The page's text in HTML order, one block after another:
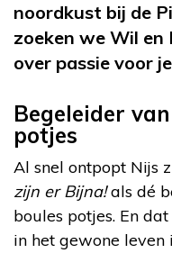
noordkust bij de
zoeken we Wil en
over passie voor
Begeleider
potjes
Al snel ontpopt Nijs
zijn er Bijna!als dé
boules potjes. En
in het gewone leven